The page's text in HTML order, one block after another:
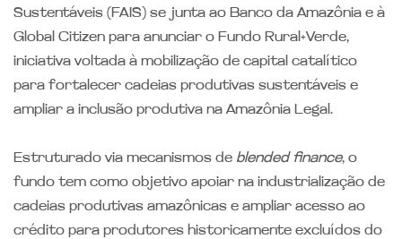
Sustentáveis (FAIS) se junta ao Banco da Amazônia e à
Global Citizen para anunciar o Fundo Rural+Verde,
iniciativa voltada à mobilização de capital catalítico
para fortalecer cadeias produtivas sustentáveis e
ampliar a inclusão produtiva na Amazônia Legal.
Estruturado via mecanismos de blended finance, o
fundo tem como objetivo apoiar na industrialização de
cadeias produtivas amazônicas e ampliar acesso ao
crédito para produtores historicamente excluídos do